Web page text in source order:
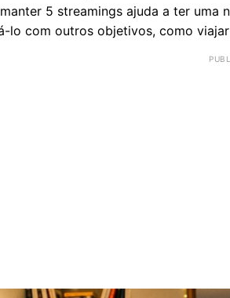
5 streamings ajuda a ter
lo com outros objetivos, como